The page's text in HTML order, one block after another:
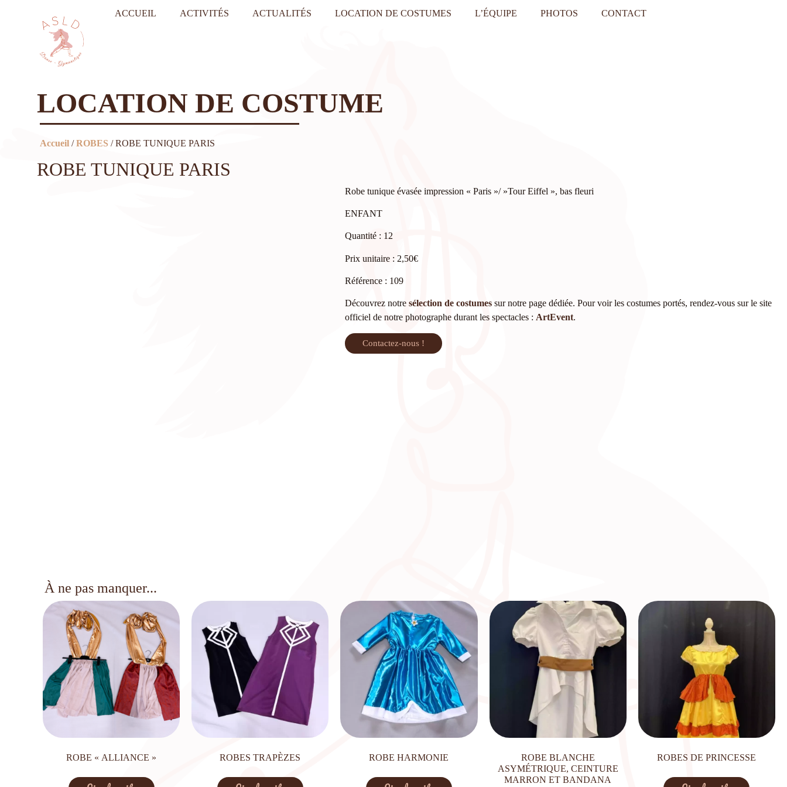
ACCUEIL ACTIVITÉS ACTUALITÉS LOCATION DE COSTUMES L’ÉQUIPE PHOTOS CONTACT
LOCATION DE COSTUME
Accueil /ROBES / ROBE TUNIQUE PARIS
ROBE TUNIQUE PARIS
Robe tunique évasée impression « Paris »/ »Tour Eiffel », bas fleuri
ENFANT
Quantité : 12
Prix unitaire : 2,50€
Référence : 109
Découvrez notre sélection de costumessur notre page dédiée. Pour voir les costumes portés, rendez-vous sur le site
officiel de notre photographe durant les spectacles : ArtEvent.
Contactez-nous !
À ne pas manquer...
ROBE « ALLIANCE » ROBES TRAPÈZES ROBE HARMONIE
ROBE BLANCHE
ASYMÉTRIQUE, CEINTURE
MARRON ET BANDANA
ROBES DE PRINCESSE